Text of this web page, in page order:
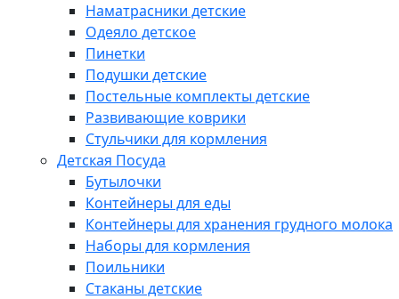
Наматрасники детские
Одеяло детское
Пинетки
Подушки детские
Постельные комплекты детские
Развивающие коврики
Стульчики для кормления
Детская Посуда
Бутылочки
Контейнеры для еды
Контейнеры для хранения грудного молока
Наборы для кормления
Поильники
Стаканы детские